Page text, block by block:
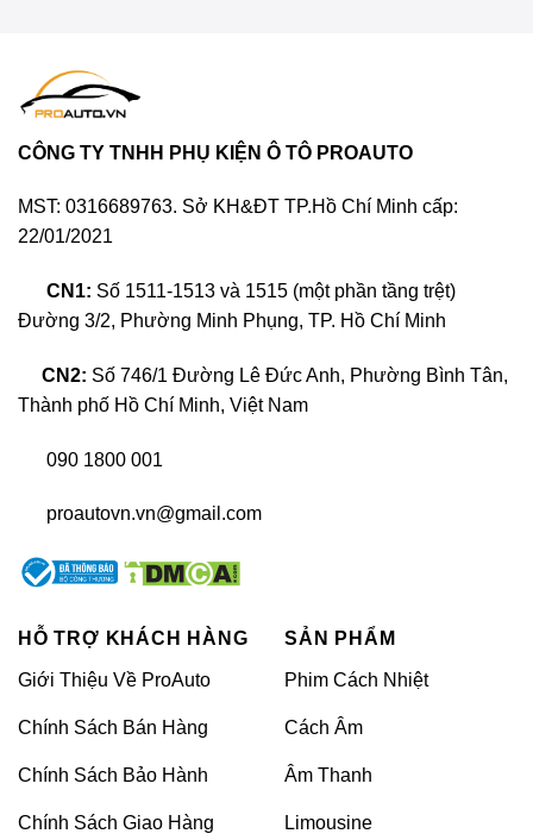
thanh xe Hyundai Grand i10 chính là sự đầu tư
xứng đáng được nhiều Bác chủ xe thực hiện.
Hyundai Grand i10 như thế nào cho hợp lý,
nên chọn thương hiệu âm thanh xe hơi nào,
cũng như chọn cửa hàng thi công uy tín. Mời
Loa zin xeHyundai Grand i10
Loa zin xe Hyundai Grand i10
xe Hyundai Grand i10 luôn được làm từ chất
liệu “rẻ tiền” nhất. Bởi vậy, chất lượng âm
CÔNG TY TNHH PHỤ KIỆN Ô TÔ PROAUTO
MST: 0316689763. Sở KH&ĐT TP.Hồ Chí Minh cấp:
22/01/2021
CN1: Số 1511-1513 và 1515 (một phần tầng trệt)
Đường 3/2, Phường Minh Phụng, TP. Hồ Chí Minh
CN2: Số 746/1 Đường Lê Đức Anh, Phường Bình Tân,
Thành phố Hồ Chí Minh, Việt Nam
090 1800 001
proautovn.vn@gmail.com
HỖ TRỢ KHÁCH HÀNG
Giới Thiệu Về ProAuto
Chính Sách Bán Hàng
Chính Sách Bảo Hành
Chính Sách Giao Hàng
SẢN PHẨM
Phim Cách Nhiệt
Cách Âm
Âm Thanh
Limousine